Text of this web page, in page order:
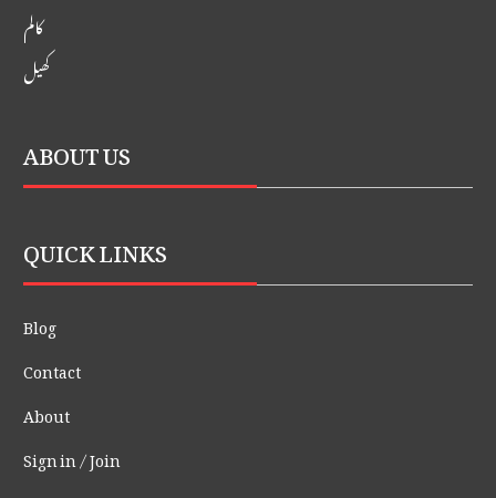
کالم
کھیل
ABOUT US
QUICK LINKS
Blog
Contact
About
Sign in / Join